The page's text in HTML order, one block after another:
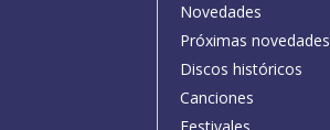
Novedades
Próximas novedades
Discos históricos
Canciones